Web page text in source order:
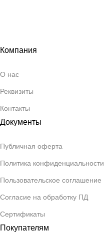
Компания
О нас
Реквизиты
Контакты
Документы
Публичная оферта
Политика конфиденциальности
Пользовательское соглашение
Согласие на обработку ПД
Сертификаты
Покупателям